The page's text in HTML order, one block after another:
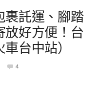
裹託運、腳踏
放好方便！台
台中站）
4